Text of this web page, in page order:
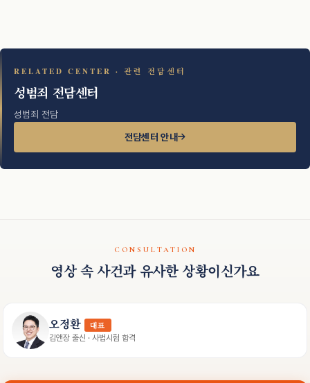
RELATED CENTER · 관련 전담센터
성범죄 전담센터
성범죄 전담
전담센터 안내
CONSULTATION
영상 속 사건과 유사한 상황이신가요
오정환 대표
김앤장 출신 · 사법시험 합격